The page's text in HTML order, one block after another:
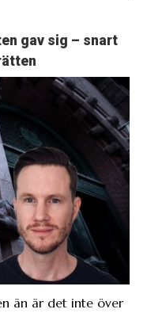
gav sig – snart
än är det inte över